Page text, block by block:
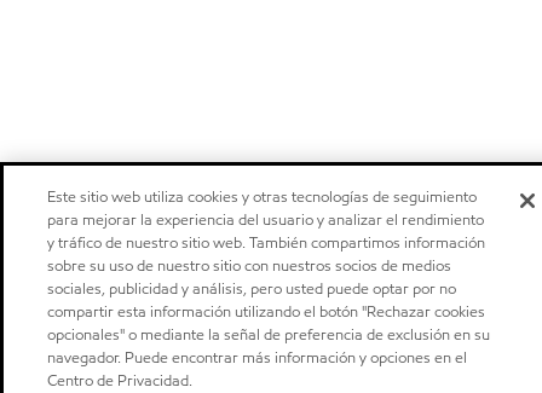
Este sitio web utiliza cookies y otras tecnologías de seguimiento
para mejorar la experiencia del usuario y analizar el rendimiento
y tráfico de nuestro sitio web. También compartimos información
sobre su uso de nuestro sitio con nuestros socios de medios
sociales, publicidad y análisis, pero usted puede optar por no
compartir esta información utilizando el botón "Rechazar cookies
opcionales" o mediante la señal de preferencia de exclusión en su
navegador. Puede encontrar más información y opciones en el
Centro de Privacidad.